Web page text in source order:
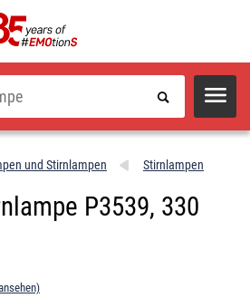
und Stirnlampen Stirnlampen
P3539, 330